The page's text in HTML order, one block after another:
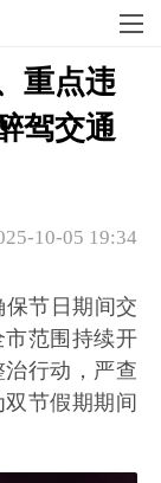
重点违
驾交通
10-05 19:34
节日期间交
范围持续开
行动，严查
节假期期间